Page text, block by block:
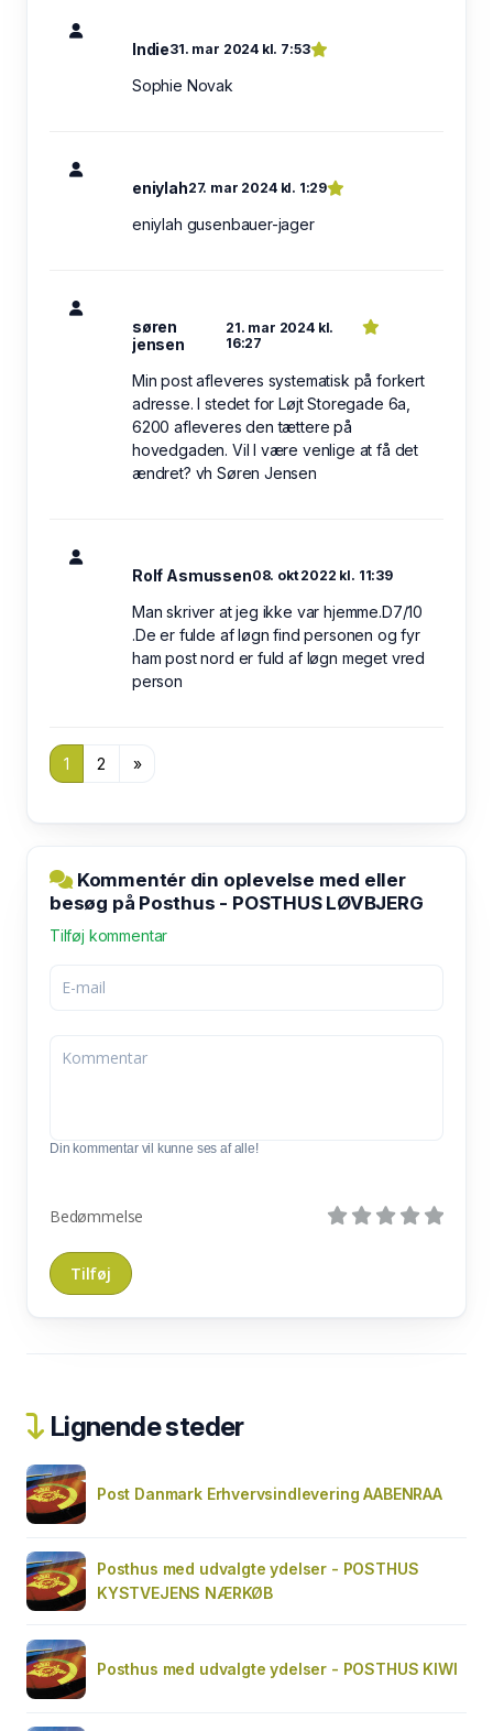
Indie31. mar 2024 kl. 7:53
Sophie Novak
eniylah27. mar 2024 kl. 1:29
eniylah gusenbauer-jager
søren
jensen
21. mar 2024 kl.
16:27
Min post afleveres systematisk på forkert
adresse. I stedet for Løjt Storegade 6a,
6200 afleveres den tættere på
hovedgaden. Vil I være venlige at få det
ændret? vh Søren Jensen
Rolf Asmussen08. okt 2022 kl. 11:39
Man skriver at jeg ikke var hjemme.D7/10
.De er fulde af løgn find personen og fyr
ham post nord er fuld af løgn meget vred
person
1 2 »
Kommentér din oplevelse med eller
besøg på Posthus - POSTHUS LØVBJERG
Tilføj kommentar
Din kommentar vil kunne ses af alle!
Bedømmelse
Lignende steder
Post Danmark Erhvervsindlevering AABENRAA
Posthus med udvalgte ydelser - POSTHUS
KYSTVEJENS NÆRKØB
Posthus med udvalgte ydelser - POSTHUS KIWI